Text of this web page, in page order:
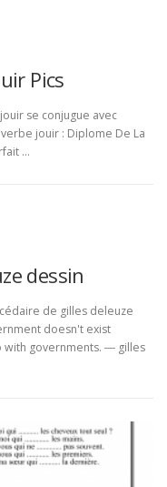
Pics
se conjugue avec
jouir : Diplome De La
…
dessin
de gilles deleuze
doesn't exist
with governments. ― gilles